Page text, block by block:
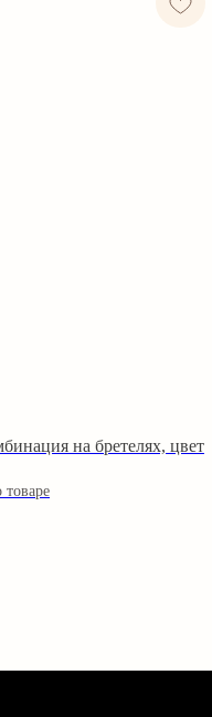
на бретелях, цвет